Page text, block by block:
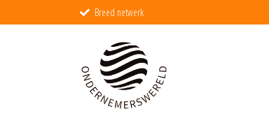
Breed netwerk